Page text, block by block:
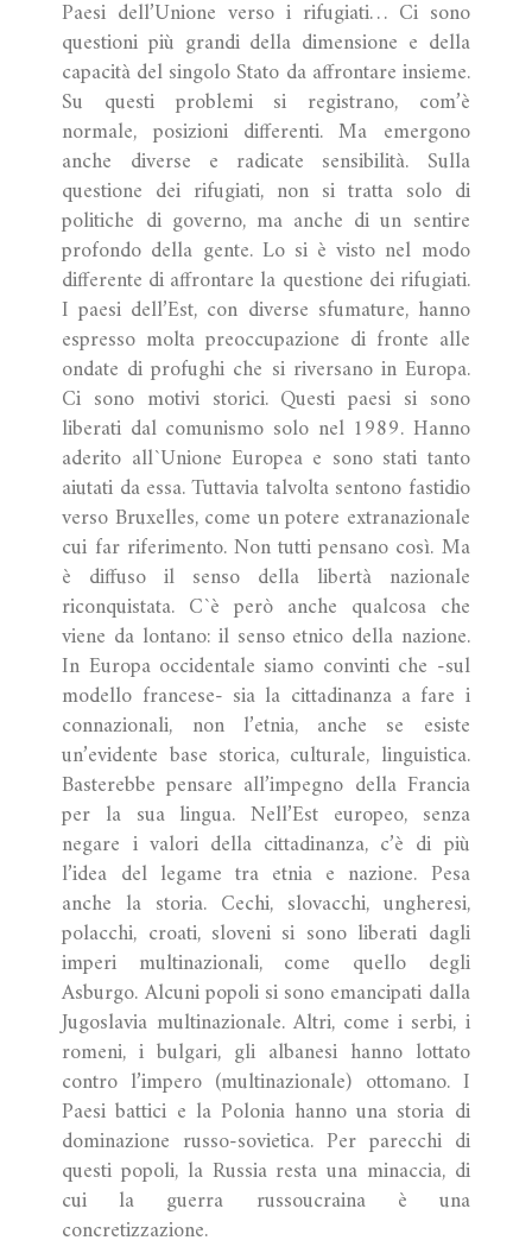
Paesi dell’Unione verso i rifugiati… Ci sono
questioni più grandi della dimensione e della
capacità del singolo Stato da affrontare insieme.
Su questi problemi si registrano, com’è
normale, posizioni differenti. Ma emergono
anche diverse e radicate sensibilità. Sulla
questione dei rifugiati, non si tratta solo di
politiche di governo, ma anche di un sentire
profondo della gente. Lo si è visto nel modo
differente di affrontare la questione dei rifugiati.
I paesi dell’Est, con diverse sfumature, hanno
espresso molta preoccupazione di fronte alle
ondate di profughi che si riversano in Europa.
Ci sono motivi storici. Questi paesi si sono
liberati dal comunismo solo nel 1989. Hanno
aderito all`Unione Europea e sono stati tanto
aiutati da essa. Tuttavia talvolta sentono fastidio
verso Bruxelles, come un potere extranazionale
cui far riferimento. Non tutti pensano così. Ma
è diffuso il senso della libertà nazionale
riconquistata. C`è però anche qualcosa che
viene da lontano: il senso etnico della nazione.
In Europa occidentale siamo convinti che -sul
modello francese- sia la cittadinanza a fare i
connazionali, non l’etnia, anche se esiste
un’evidente base storica, culturale, linguistica.
Basterebbe pensare all’impegno della Francia
per la sua lingua. Nell’Est europeo, senza
negare i valori della cittadinanza, c’è di più
l’idea del legame tra etnia e nazione. Pesa
anche la storia. Cechi, slovacchi, ungheresi,
polacchi, croati, sloveni si sono liberati dagli
imperi multinazionali, come quello degli
Asburgo. Alcuni popoli si sono emancipati dalla
Jugoslavia multinazionale. Altri, come i serbi, i
romeni, i bulgari, gli albanesi hanno lottato
contro l’impero (multinazionale) ottomano. I
Paesi battici e la Polonia hanno una storia di
dominazione russo-sovietica. Per parecchi di
questi popoli, la Russia resta una minaccia, di
cui la guerra russoucraina è una
concretizzazione.